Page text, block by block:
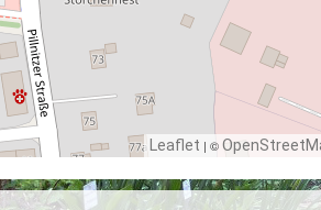
Leaflet | ©